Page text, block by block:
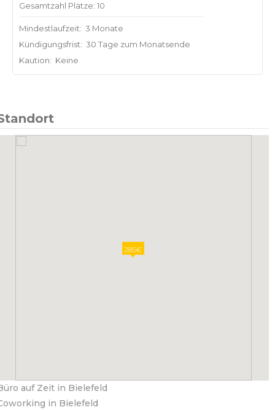
Gesamtzahl Plätze: 10
Mindestlaufzeit: 3 Monate
Kündigungsfrist: 30 Tage zum Monatsende
Kaution: Keine
285€
auf Zeit in Bielefeld
in Bielefeld